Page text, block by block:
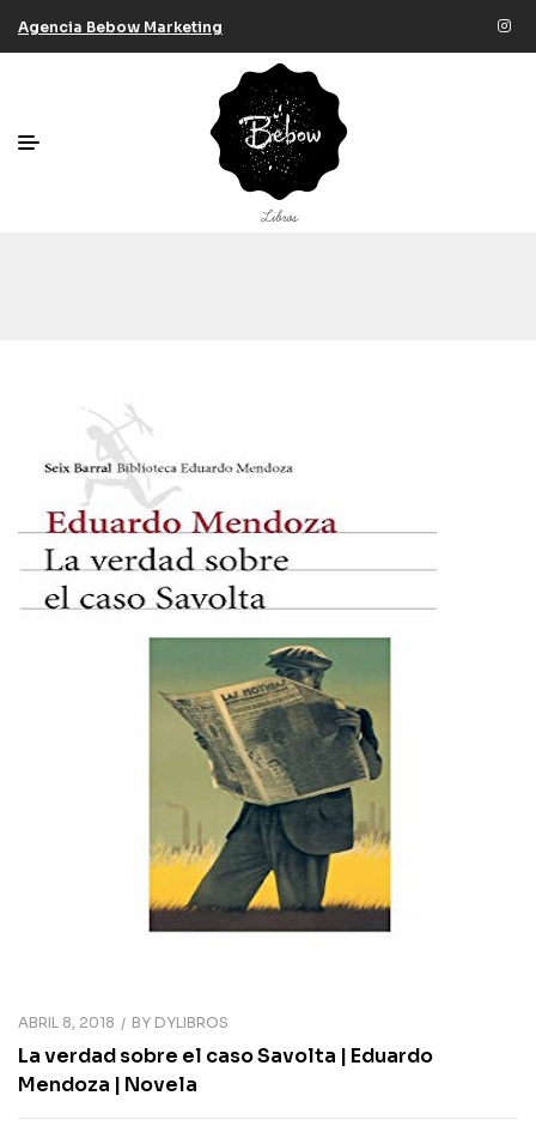
Agencia Bebow Marketing
ABRIL 8, 2018 BY DYLIBROS
La verdad sobre el caso Savolta | Eduardo
Mendoza | Novela